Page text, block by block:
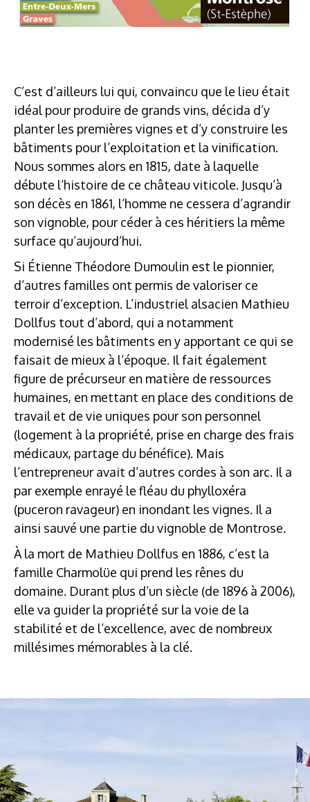
C’est d’ailleurs lui qui, convaincu que le lieu était
idéal pour produire de grands vins, décida d’y
planter les premières vignes et d’y construire les
bâtiments pour l’exploitation et la vinification.
Nous sommes alors en 1815, date à laquelle
débute l’histoire de ce château viticole. Jusqu’à
son décès en 1861, l’homme ne cessera d’agrandir
son vignoble, pour céder à ces héritiers la même
surface qu’aujourd’hui.
Si Étienne Théodore Dumoulin est le pionnier,
d’autres familles ont permis de valoriser ce
terroir d’exception. L’industriel alsacien Mathieu
Dollfus tout d’abord, qui a notamment
modernisé les bâtiments en y apportant ce qui se
faisait de mieux à l’époque. Il fait également
figure de précurseur en matière de ressources
humaines, en mettant en place des conditions de
travail et de vie uniques pour son personnel
(logement à la propriété, prise en charge des frais
médicaux, partage du bénéfice). Mais
l’entrepreneur avait d’autres cordes à son arc. Il a
par exemple enrayé le fléau du phylloxéra
(puceron ravageur) en inondant les vignes. Il a
ainsi sauvé une partie du vignoble de Montrose.
À la mort de Mathieu Dollfus en 1886, c’est la
famille Charmolüe qui prend les rênes du
domaine. Durant plus d’un siècle (de 1896 à 2006),
elle va guider la propriété sur la voie de la
stabilité et de l’excellence, avec de nombreux
millésimes mémorables à la clé.